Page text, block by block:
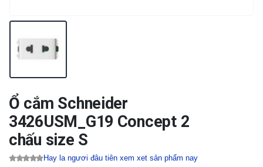
Ổ cắm Schneider
3426USM_G19 Concept 2
chấu size S
Hay la ngươi đâu tiên xem xet sản phẩm nay